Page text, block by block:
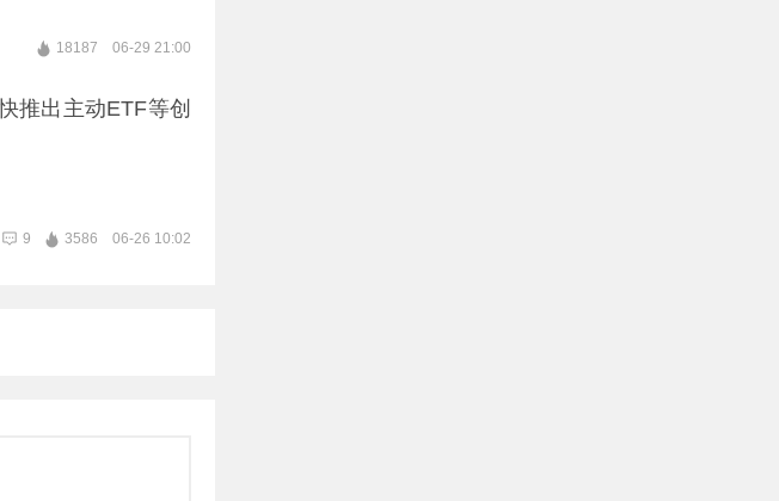
18187 06-29 21:00
推出主动ETF等创
9 3586 06-26 10:02